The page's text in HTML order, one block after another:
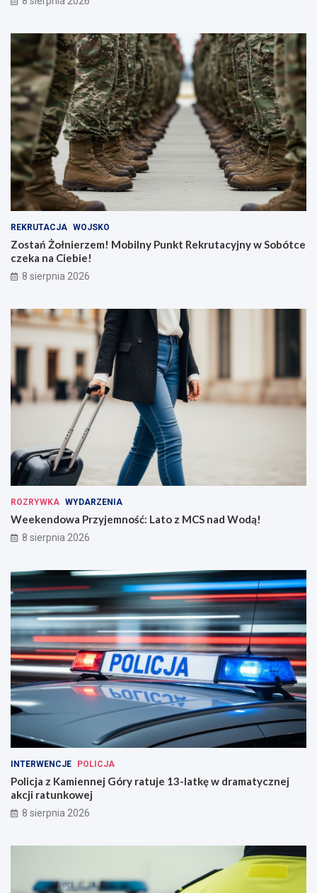
REKRUTACJA WOJSKO
Zostań Żołnierzem! Mobilny Punkt Rekrutacyjny w Sobótce
czeka na Ciebie!
8 sierpnia 2026
ROZRYWKA WYDARZENIA
Weekendowa Przyjemność: Lato z MCS nad Wodą!
8 sierpnia 2026
INTERWENCJE POLICJA
Policja z Kamiennej Góry ratuje 13-latkę w dramatycznej
akcji ratunkowej
8 sierpnia 2026